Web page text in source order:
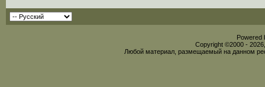
Powered
Copyright ©2000 -
Любой материал, размещаемый на данном